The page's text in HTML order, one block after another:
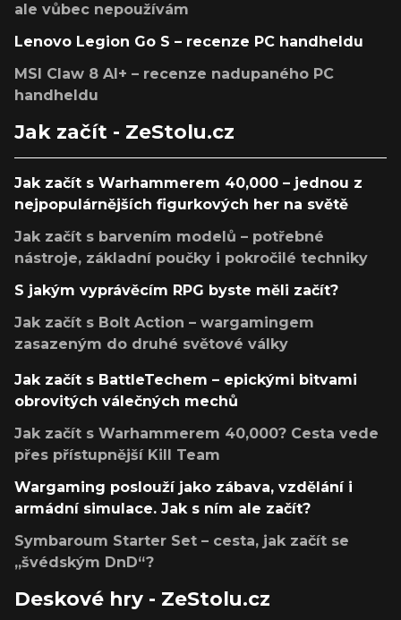
ale vůbec nepoužívám
Lenovo Legion Go S – recenze PC handheldu
MSI Claw 8 AI+ – recenze nadupaného PC
handheldu
Jak začít - ZeStolu.cz
Jak začít s Warhammerem 40,000 – jednou z
nejpopulárnějších figurkových her na světě
Jak začít s barvením modelů – potřebné
nástroje, základní poučky i pokročilé techniky
S jakým vyprávěcím RPG byste měli začít?
Jak začít s Bolt Action – wargamingem
zasazeným do druhé světové války
Jak začít s BattleTechem – epickými bitvami
obrovitých válečných mechů
Jak začít s Warhammerem 40,000? Cesta vede
přes přístupnější Kill Team
Wargaming poslouží jako zábava, vzdělání i
armádní simulace. Jak s ním ale začít?
Symbaroum Starter Set – cesta, jak začít se
„švédským DnD“?
Deskové hry - ZeStolu.cz